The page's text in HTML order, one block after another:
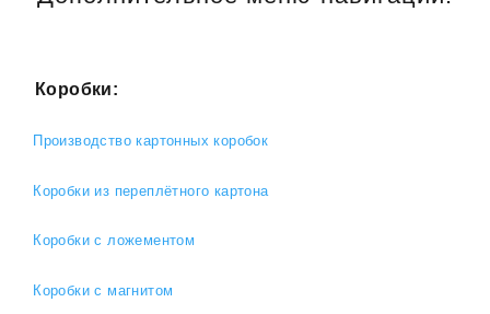
Коробки:
Производство картонных коробок
Коробки из переплётного картона
Коробки с ложементом
Коробки с магнитом